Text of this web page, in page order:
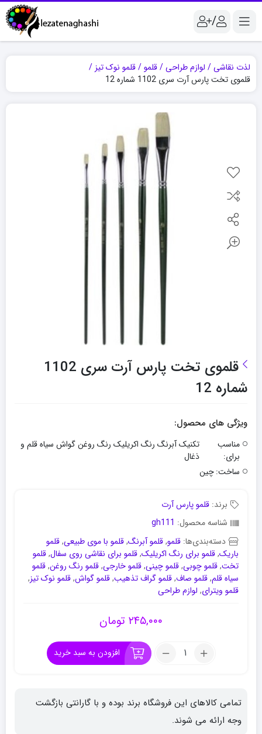
/
لذت نقاشی لوازم طراحی قلمو
قلمو نوک تیز
قلموی تخت پارس آرت سری 1102 شماره 12
قلموی تخت پارس آرت سری 1102
شماره 12
ویژگی های محصول:
مناسب
برای:
تکنیک آبرنگ رنگ اکریلیک رنگ روغن گواش سیاه قلم و
ذغال
ساخت:چین
برند: قلمو پارس آرت
شناسه محصول: gh111
دسته‌بندی‌ها: قلمو,قلمو آبرنگ,قلمو با موی طبیعی,قلمو
باریک,قلمو برای رنگ اکریلیک,قلمو برای نقاشی روی سفال,قلمو
تخت,قلمو چوبی,قلمو چینی,قلمو خارجی,قلمو رنگ روغن,قلمو
سیاه قلم,قلمو صاف,قلمو گراف تذهیب,قلمو گواش,قلمو نوک تیز,
قلمو ویترای, لوازم طراحی
۲۴۵,۰۰۰ تومان
تعداد:
آرت
سری
افزودن به سبد خرید
تمامی کالاهای این فروشگاه برند بوده و با گارانتی بازگشت
وجه ارائه می شوند.